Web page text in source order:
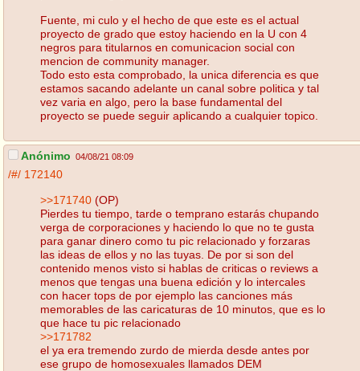
Fuente, mi culo y el hecho de que este es el actual
proyecto de grado que estoy haciendo en la U con 4
negros para titularnos en comunicacion social con
mencion de community manager.
Todo esto esta comprobado, la unica diferencia es que
estamos sacando adelante un canal sobre politica y tal
vez varia en algo, pero la base fundamental del
proyecto se puede seguir aplicando a cualquier topico.
Anónimo 04/08/21 08:09
/#/ 172140
>>171740 (OP)
Pierdes tu tiempo, tarde o temprano estarás chupando
verga de corporaciones y haciendo lo que no te gusta
para ganar dinero como tu pic relacionado y forzaras
las ideas de ellos y no las tuyas. De por si son del
contenido menos visto si hablas de criticas o reviews a
menos que tengas una buena edición y lo intercales
con hacer tops de por ejemplo las canciones más
memorables de las caricaturas de 10 minutos, que es lo
que hace tu pic relacionado
>>171782
el ya era tremendo zurdo de mierda desde antes por
ese grupo de homosexuales llamados DEM